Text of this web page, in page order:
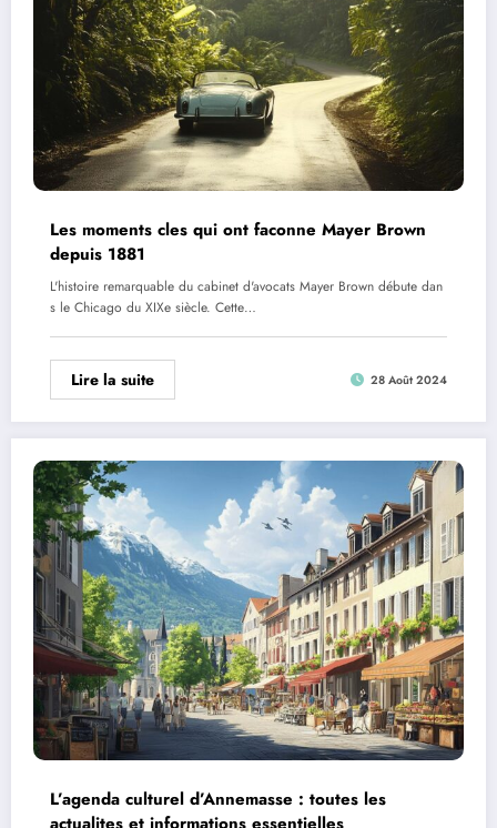
Les moments cles qui ont faconne Mayer Brown
depuis 1881
L'histoire remarquable du cabinet d'avocats Mayer Brown débute dan
s le Chicago du XIXe siècle. Cette…
Lire la suite 28 Août 2024
L’agenda culturel d’Annemasse : toutes les